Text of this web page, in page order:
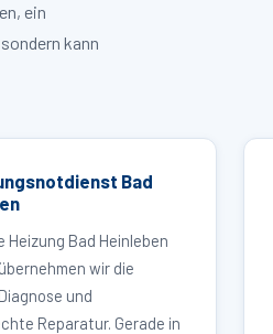
ein
kann
Bad
Heizung Bad Heinleben
wir die
und
Reparatur. Gerade in